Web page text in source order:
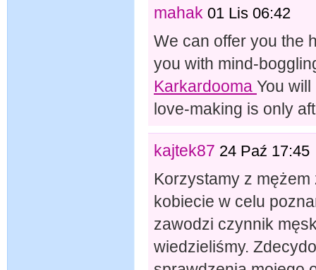
mahak 01 Lis 06:42
We can offer you the
you with mind-
Karkardooma You
love-making is only
kajtek87 24 Paź 17:45
Korzystamy z mężem
kobiecie w celu
zawodzi czynnik
wiedzieliśmy.